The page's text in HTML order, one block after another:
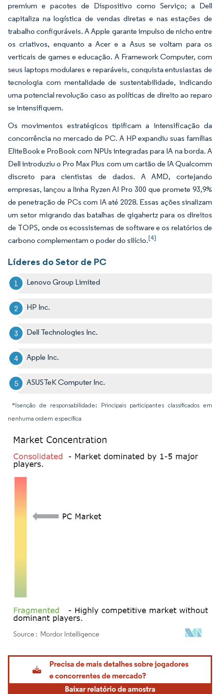
premium e pacotes de Dispositivo como Serviço; a Dell
capitaliza na logística de vendas diretas e nas estações de
trabalho configuráveis. A Apple garante impulso de nicho entre
os criativos, enquanto a Acer e a Asus se voltam para os
verticais de games e educação. A Framework Computer, com
seus laptops modulares e reparáveis, conquista entusiastas de
tecnologia com mentalidade de sustentabilidade, indicando
uma potencial revolução caso as políticas de direito ao reparo
se intensifiquem.
Os movimentos estratégicos tipificam a intensificação da
concorrência no mercado de PC. A HP expandiu suas famílias
EliteBook e ProBook com NPUs integradas para IA na borda. A
Dell introduziu o Pro Max Plus com um cartão de IA Qualcomm
discreto para cientistas de dados. A AMD, cortejando
empresas, lançou a linha Ryzen AI Pro 300 que promete 93,9%
de penetração de PCs com IA até 2028. Essas ações sinalizam
um setor migrando das batalhas de gigahertz para os direitos
de TOPS, onde os ecossistemas de software e os relatórios de
carbono complementam o poder do silício.[4]
Líderes do Setor de PC
Lenovo Group Limited
HP Inc.
Dell Technologies Inc.
Apple Inc.
ASUSTeK Computer Inc.
*Isenção de responsabilidade: Principais participantes classificados em
nenhuma ordem específica
Imagem © Mordor Intelligence. O reuso requer atribuição conforme CC BY 4.0.